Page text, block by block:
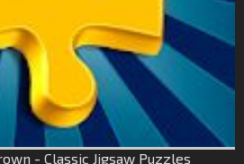
- Classic Jigsaw Puzzles